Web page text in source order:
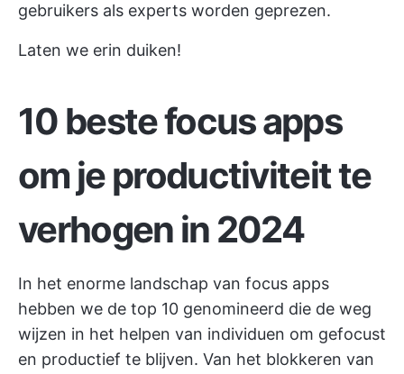
gebruikers als experts worden geprezen.
Laten we erin duiken!
10 beste focus apps
om je productiviteit te
verhogen in 2024
In het enorme landschap van focus apps
hebben we de top 10 genomineerd die de weg
wijzen in het helpen van individuen om gefocust
en productief te blijven. Van het blokkeren van